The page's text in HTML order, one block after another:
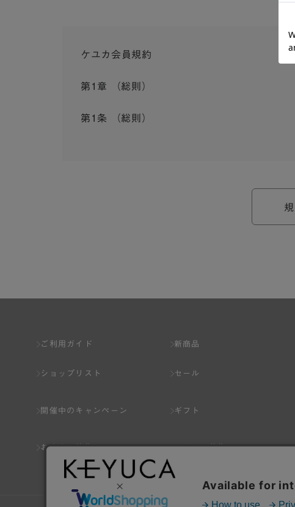
ケユカ会員規約
第1章 （総則）
第1条 （総則）
ら個別規定はその名称のいかんに関わらず、本規約の
本規約の定めが前項の個別規定の定めと矛盾する場
1.会員の登録は、弊社所定の情報を、インターネッ
2.会員登録は、一人につき１アカウントのみとしま
3.前項の定めの他、弊社は、会員登録した方が以下の
り消すことがあります。
（1） 本規約違反により、会員登録の抹消等の処分を受
（2） 会員登録の申請に虚偽の事項が含まれている場合。
ご利用ガイド
ショップリスト
開催中のキャンペーン
おすすめ特集
新商品
セール
ギフト
スタッフ募集